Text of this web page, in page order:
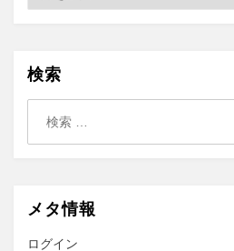
検索
メタ情報
ログイン